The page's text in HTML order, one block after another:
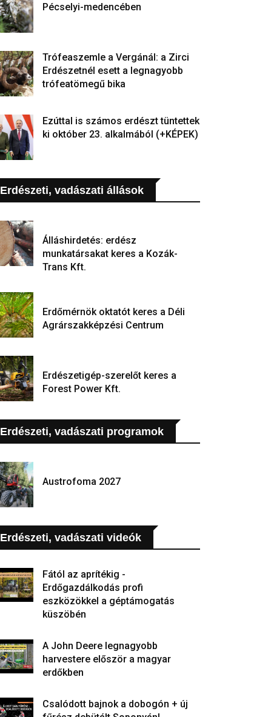
Pécselyi-medencében
Trófeaszemle a Vergánál: a Zirci
Erdészetnél esett a legnagyobb
trófeatömegű bika
Ezúttal is számos erdészt tüntettek
ki október 23. alkalmából (+KÉPEK)
Erdészeti, vadászati állások
Álláshirdetés: erdész
munkatársakat keres a Kozák-
Trans Kft.
Erdőmérnök oktatót keres a Déli
Agrárszakképzési Centrum
Erdészetigép-szerelőt keres a
Forest Power Kft.
Erdészeti, vadászati programok
Austrofoma 2027
Erdészeti, vadászati videók
Fától az aprítékig -
Erdőgazdálkodás profi
eszközökkel a géptámogatás
küszöbén
A John Deere legnagyobb
harvestere először a magyar
erdőkben
Csalódott bajnok a dobogón + új